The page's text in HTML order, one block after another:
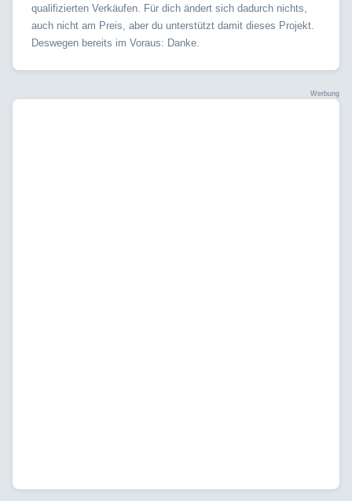
qualifizierten Verkäufen. Für dich ändert sich dadurch nichts,
auch nicht am Preis, aber du unterstützt damit dieses Projekt.
Deswegen bereits im Voraus: Danke.
Werbung